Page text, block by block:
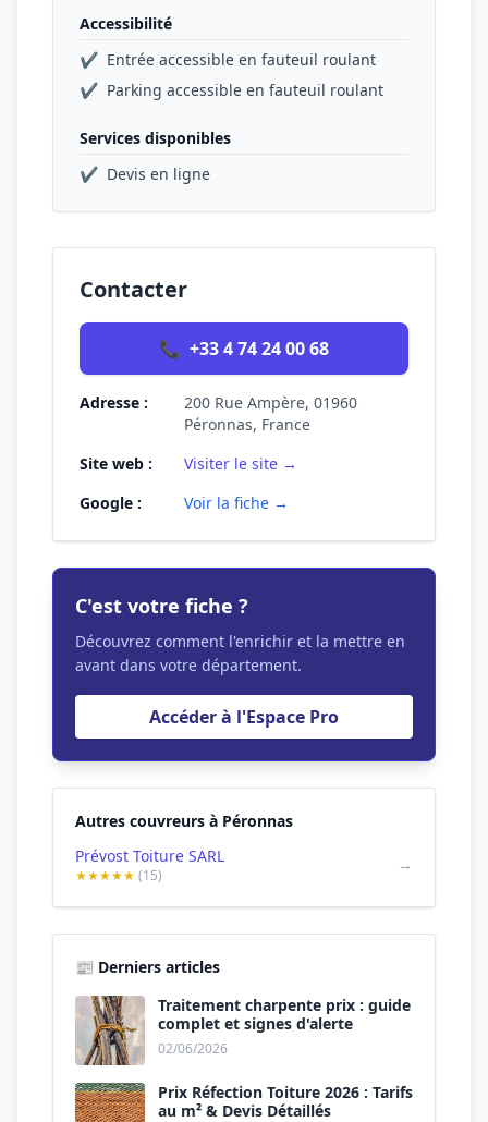
Accessibilité
✔ Entrée accessible en fauteuil roulant
✔ Parking accessible en fauteuil roulant
Services disponibles
✔ Devis en ligne
Contacter
📞 +33 4 74 24 00 68
Adresse :
200 Rue Ampère, 01960
Péronnas, France
Site web :
Visiter le site →
Google :
Voir la fiche →
C'est votre fiche ?
Découvrez comment l'enrichir et la mettre en
avant dans votre département.
Accéder à l'Espace Pro
Autres couvreurs à Péronnas
Prévost Toiture SARL
★★★★★ (15)
→
📰 Derniers articles
Traitement charpente prix : guide
complet et signes d'alerte
02/06/2026
Prix Réfection Toiture 2026 : Tarifs
au m² & Devis Détaillés